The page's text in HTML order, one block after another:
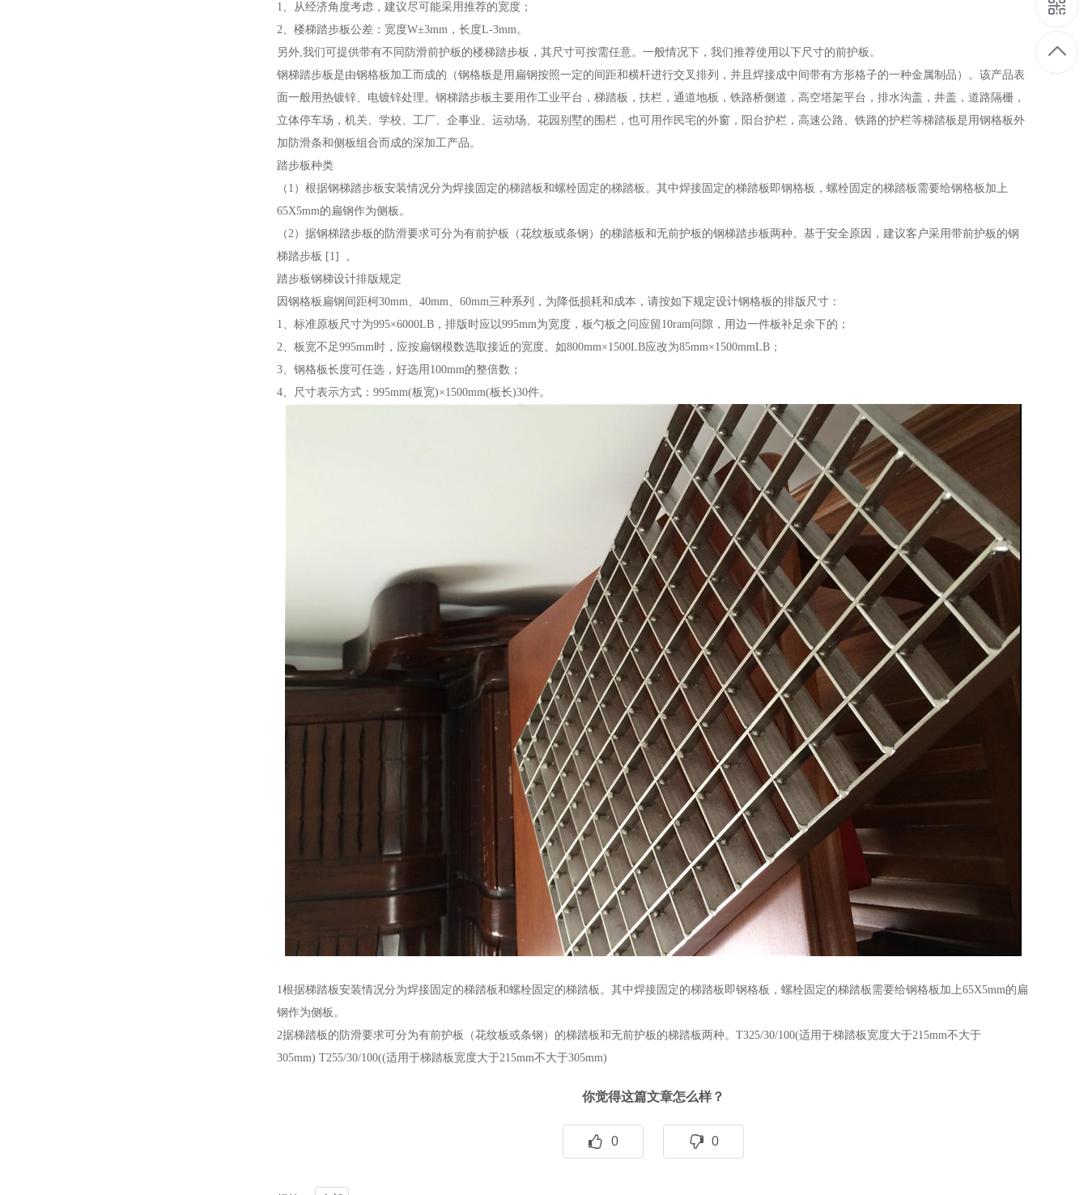
1、从经济角度考虑，建议尽可能采用推荐的宽度；
2、楼梯踏步板公差：宽度W±3mm，长度L-3mm。
另外,我们可提供带有不同防滑前护板的楼梯踏步板，其尺寸可按需任意。一般情况下，我们推荐使用以下尺寸的前护板。
钢梯踏步板是由钢格板加工而成的（钢格板是用扁钢按照一定的间距和横杆进行交叉排列，并且焊接成中间带有方形格子的一种金属制品）。该产品表
面一般用热镀锌、电镀锌处理。钢梯踏步板主要用作工业平台，梯踏板，扶栏，通道地板，铁路桥侧道，高空塔架平台，排水沟盖，井盖，道路隔栅，
立体停车场，机关、学校、工厂、企事业、运动场、花园别墅的围栏，也可用作民宅的外窗，阳台护栏，高速公路、铁路的护栏等梯踏板是用钢格板外
加防滑条和侧板组合而成的深加工产品。
踏步板种类
（1）根据钢梯踏步板安装情况分为焊接固定的梯踏板和螺栓固定的梯踏板。其中焊接固定的梯踏板即钢格板，螺栓固定的梯踏板需要给钢格板加上
65X5mm的扁钢作为侧板。
（2）据钢梯踏步板的防滑要求可分为有前护板（花纹板或条钢）的梯踏板和无前护板的钢梯踏步板两种。基于安全原因，建议客户采用带前护板的钢
梯踏步板 [1] 。
踏步板钢梯设计排版规定
因钢格板扁钢间距柯30mm、40mm、60mm三种系列，为降低损耗和成本，请按如下规定设计钢格板的排版尺寸：
1、标准原板尺寸为995×6000LB，排版时应以995mm为宽度，板勺板之问应留10ram问隙，用边一件板补足余下的；
2、板宽不足995mm时，应按扁钢模数选取接近的宽度。如800mm×1500LB应改为85mm×1500mmLB；
3、钢格板长度可任选，好选用100mm的整倍数；
4、尺寸表示方式：995mm(板宽)×1500mm(板长)30件。
1根据梯踏板安装情况分为焊接固定的梯踏板和螺栓固定的梯踏板。其中焊接固定的梯踏板即钢格板，螺栓固定的梯踏板需要给钢格板加上65X5mm的扁
钢作为侧板。
2据梯踏板的防滑要求可分为有前护板（花纹板或条钢）的梯踏板和无前护板的梯踏板两种。T325/30/100(适用于梯踏板宽度大于215mm不大于
305mm) T255/30/100((适用于梯踏板宽度大于215mm不大于305mm)
你觉得这篇文章怎么样？
0 0